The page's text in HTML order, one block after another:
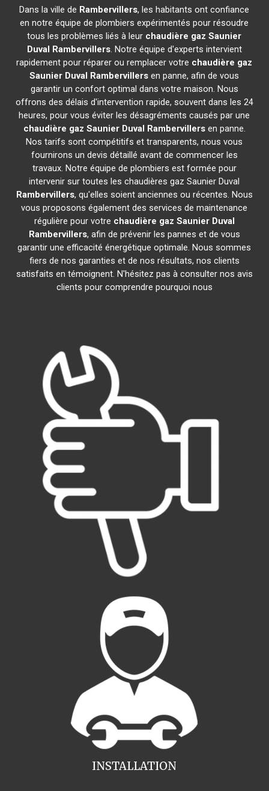
Dans la ville de Rambervillers, les habitants ont confiance
en notre équipe de plombiers expérimentés pour résoudre
tous les problèmes liés à leur chaudière gaz Saunier
Duval Rambervillers. Notre équipe d'experts intervient
rapidement pour réparer ou remplacer votre chaudière gaz
Saunier Duval Rambervillers en panne, afin de vous
garantir un confort optimal dans votre maison. Nous
offrons des délais d'intervention rapide, souvent dans les 24
heures, pour vous éviter les désagréments causés par une
chaudière gaz Saunier Duval Rambervillersen panne.
Nos tarifs sont compétitifs et transparents, nous vous
fournirons un devis détaillé avant de commencer les
travaux. Notre équipe de plombiers est formée pour
intervenir sur toutes les chaudières gaz Saunier Duval
Rambervillers, qu'elles soient anciennes ou récentes. Nous
vous proposons également des services de maintenance
régulière pour votre chaudière gaz Saunier Duval
Rambervillers, afin de prévenir les pannes et de vous
garantir une efficacité énergétique optimale. Nous sommes
fiers de nos garanties et de nos résultats, nos clients
satisfaits en témoignent. N'hésitez pas à consulter nos avis
clients pour comprendre pourquoi nous
INSTALLATION